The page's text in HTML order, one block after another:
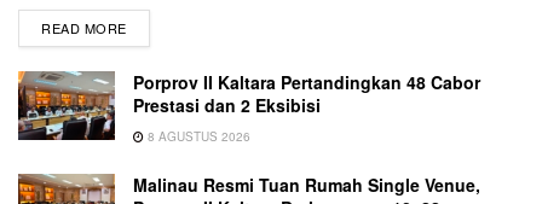
READ MORE
Porprov II Kaltara Pertandingkan 48 Cabor
Prestasi dan 2 Eksibisi
8 AGUSTUS 2026
Malinau Resmi Tuan Rumah Single Venue,